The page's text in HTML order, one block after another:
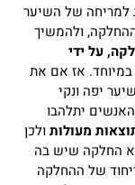
למריחה של השיער
ולהמשיך
על ידי
אז אם את
יפה ונקי
יתלהבו
מעולותולכן
החלקה שיש בה
של ההחלקה